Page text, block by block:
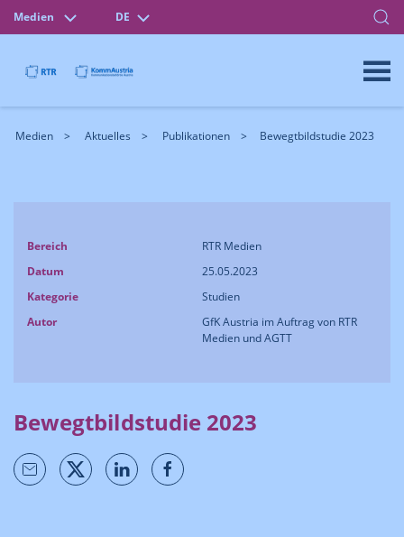
Medien DE
Medien Aktuelles Publikationen Bewegtbildstudie 2023
Bereich
RTR Medien
Datum
25.05.2023
Kategorie
Studien
Autor
GfK Austria im Auftrag von RTR
Medien und AGTT
Bewegtbildstudie 2023